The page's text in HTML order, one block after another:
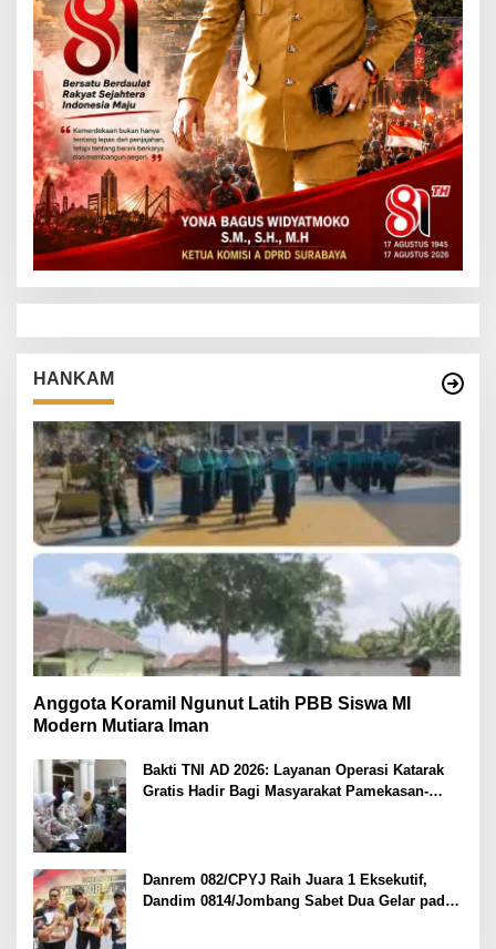
HANKAM
Anggota Koramil Ngunut Latih PBB Siswa MI
Modern Mutiara Iman
Bakti TNI AD 2026: Layanan Operasi Katarak
Gratis Hadir Bagi Masyarakat Pamekasan-
Danrem 082/CPYJ Raih Juara 1 Eksekutif,
Dandim 0814/Jombang Sabet Dua Gelar pada